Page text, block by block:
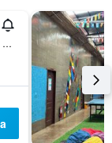
Nacpan Beach, Palawan, El Nido, Filipines